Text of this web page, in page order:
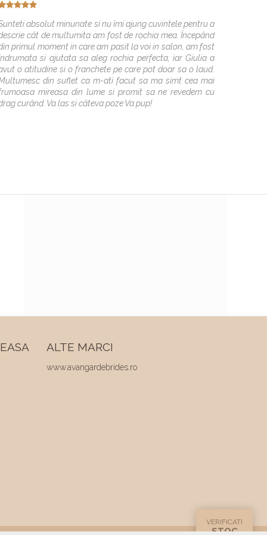
absolut minunate si nu îmi ajung cuvintele pentru a
cât de multumita am fost de rochia mea. Începând
primul moment in care am pasit la voi in salon, am fost
si ajutata sa aleg rochia perfecta, iar Giulia a
o atitudine si o franchete pe care pot doar sa o laud.
din suflet ca m-ati facut sa ma simt cea mai
mireasa din lume si promit sa ne revedem cu
curând. Va las si câteva poze Va pup!
ALTE MARCI
www.avangardebrides.ro
VERIFICATI
STOC